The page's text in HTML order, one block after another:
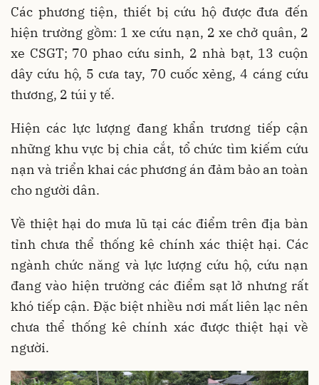
Các phương tiện, thiết bị cứu hộ được đưa đến
hiện trường gồm: 1 xe cứu nạn, 2 xe chở quân, 2
xe CSGT; 70 phao cứu sinh, 2 nhà bạt, 13 cuộn
dây cứu hộ, 5 cưa tay, 70 cuốc xẻng, 4 cáng cứu
thương, 2 túi y tế.
Hiện các lực lượng đang khẩn trương tiếp cận
những khu vực bị chia cắt, tổ chức tìm kiếm cứu
nạn và triển khai các phương án đảm bảo an toàn
cho người dân.
Về thiệt hại do mưa lũ tại các điểm trên địa bàn
tỉnh chưa thể thống kê chính xác thiệt hại. Các
ngành chức năng và lực lượng cứu hộ, cứu nạn
đang vào hiện trường các điểm sạt lở nhưng rất
khó tiếp cận. Đặc biệt nhiều nơi mất liên lạc nên
chưa thể thống kê chính xác được thiệt hại về
người.